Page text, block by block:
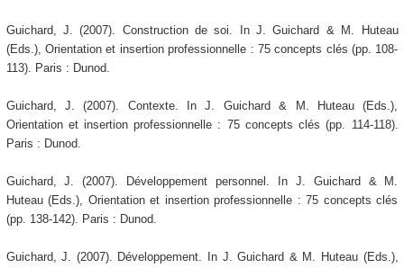
Guichard, J. (2007). Construction de soi. In J. Guichard & M. Huteau
(Eds.), Orientation et insertion professionnelle : 75 concepts clés (pp. 108-
113). Paris : Dunod.
Guichard, J. (2007). Contexte. In J. Guichard & M. Huteau (Eds.),
Orientation et insertion professionnelle : 75 concepts clés (pp. 114-118).
Paris : Dunod.
Guichard, J. (2007). Développement personnel. In J. Guichard & M.
Huteau (Eds.), Orientation et insertion professionnelle : 75 concepts clés
(pp. 138-142). Paris : Dunod.
Guichard, J. (2007). Développement. In J. Guichard & M. Huteau (Eds.),